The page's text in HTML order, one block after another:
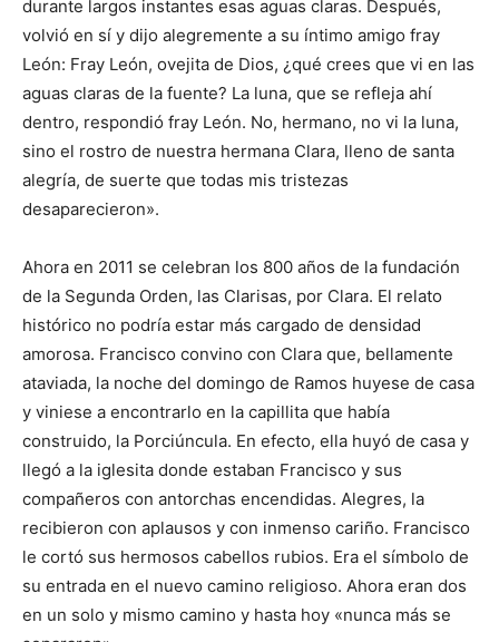
durante largos instantes esas aguas claras. Después,
volvió en sí y dijo alegremente a su íntimo amigo fray
León: Fray León, ovejita de Dios, ¿qué crees que vi en las
aguas claras de la fuente? La luna, que se refleja ahí
dentro, respondió fray León. No, hermano, no vi la luna,
sino el rostro de nuestra hermana Clara, lleno de santa
alegría, de suerte que todas mis tristezas
desaparecieron».
Ahora en 2011 se celebran los 800 años de la fundación
de la Segunda Orden, las Clarisas, por Clara. El relato
histórico no podría estar más cargado de densidad
amorosa. Francisco convino con Clara que, bellamente
ataviada, la noche del domingo de Ramos huyese de casa
y viniese a encontrarlo en la capillita que había
construido, la Porciúncula. En efecto, ella huyó de casa y
llegó a la iglesita donde estaban Francisco y sus
compañeros con antorchas encendidas. Alegres, la
recibieron con aplausos y con inmenso cariño. Francisco
le cortó sus hermosos cabellos rubios. Era el símbolo de
su entrada en el nuevo camino religioso. Ahora eran dos
en un solo y mismo camino y hasta hoy «nunca más se